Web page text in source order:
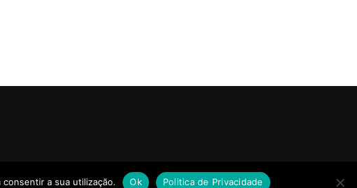
a sua utilização. Ok Politica de Privacidade